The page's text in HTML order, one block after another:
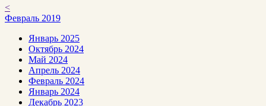
<
Февраль 2019
Январь 2025
Октябрь 2024
Май 2024
Апрель 2024
Февраль 2024
Январь 2024
Декабрь 2023